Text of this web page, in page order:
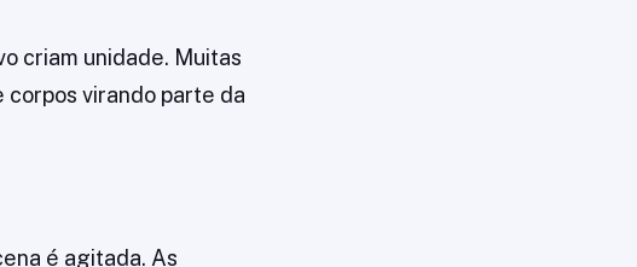
criam unidade. Muitas
virando parte da
é agitada. As